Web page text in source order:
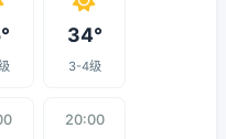
34°
3-4级
20:00